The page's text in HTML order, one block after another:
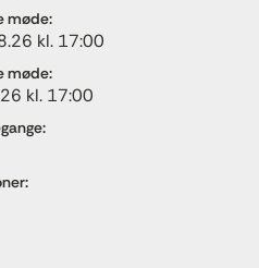
møde:
kl. 17:00
møde:
kl. 17:00